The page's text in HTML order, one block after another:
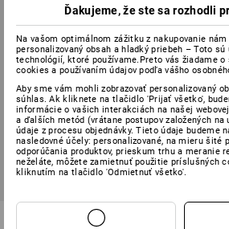
Hyg. súprava zátok do uší 3M
Ďakujeme, že ste sa rozhodli
Na vašom optimálnom zážitku z nakupovanie
personalizovaný obsah a hladký priebeh – Toto
technológií, ktoré používame.Preto vás žiadame
cookies a používaním údajov podľa vášho
Aby sme vám mohli zobrazovať personalizovaný
súhlas. Ak kliknete na tlačidlo 'Prijať všetko',
informácie o vašich interakciách na našej
a ďalších metód (vrátane postupov založených
údaje z procesu objednávky. Tieto údaje budeme
nasledovné účely: personalizované, na mieru šité
odporúčania produktov, prieskum trhu a meranie
neželáte, môžete zamietnuť použitie príslušných
kliknutím na tlačidlo 'Odmietnuť všetko'.